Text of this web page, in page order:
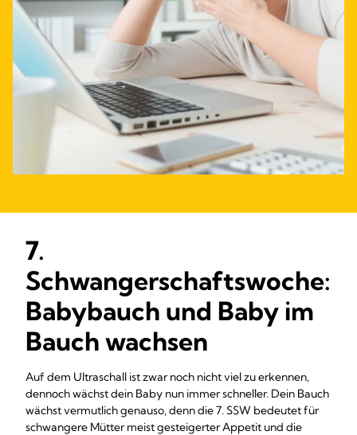
7.
Schwangerschaftswoche:
Babybauch und Baby im
Bauch wachsen
Auf dem Ultraschall ist zwar noch nicht viel zu erkennen,
dennoch wächst dein Baby nun immer schneller. Dein Bauch
wächst vermutlich genauso, denn die 7. SSW bedeutet für
schwangere Mütter meist gesteigerter Appetit und die